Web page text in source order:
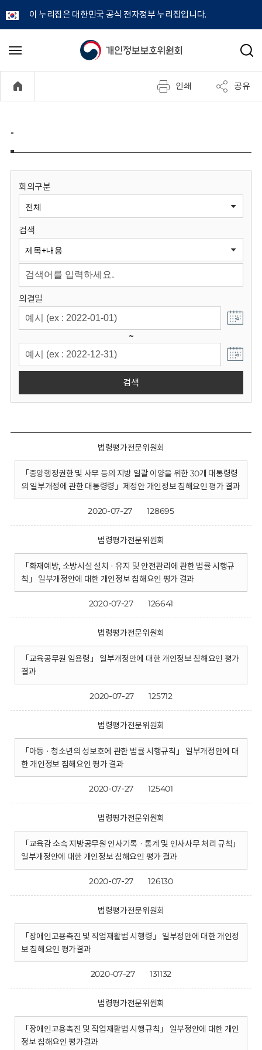
이 누리집은 대한민국 공식 전자정부 누리집입니다.
개
정
보
원
회
메
기
검
인쇄 공유
-
회의구분
검색
의결일
~
검색
법령평가전문위원회
「중앙행정권한 및 사무 등의 지방 일괄 이양을 위한 30개 대통령령
의 일부개정에 관한 대통령령」제정안 개인정보 침해요인 평가 결과
2020-07-27 128695
법령평가전문위원회
「화재예방, 소방시설 설치 · 유지 및 안전관리에 관한 법률 시행규
칙」 일부개정안에 대한 개인정보 침해요인 평가 결과
2020-07-27 126641
법령평가전문위원회
「교육공무원 임용령」 일부개정안에 대한 개인정보 침해요인 평가
결과
2020-07-27 125712
법령평가전문위원회
「아동 · 청소년의 성보호에 관한 법률 시행규칙」 일부개정안에 대
한 개인정보 침해요인 평가 결과
2020-07-27 125401
법령평가전문위원회
「교육감 소속 지방공무원 인사기록 · 통계 및 인사사무 처리 규칙」
일부개정안에 대한 개인정보 침해요인 평가 결과
2020-07-27 126130
법령평가전문위원회
「장애인고용촉진 및 직업재활법 시행령」 일부정안에 대한 개인정
보 침해요인 평가결과
2020-07-27 131132
법령평가전문위원회
「장애인고용촉진 및 직업재활법 시행규칙」 일부정안에 대한 개인
정보 침해요인 평가결과